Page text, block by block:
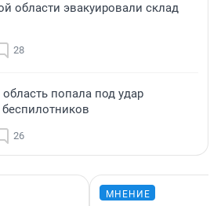
области эвакуировали склад
28
попала под удар
26
МНЕНИЕ